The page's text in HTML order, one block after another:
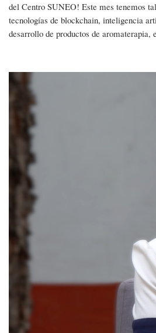
del Centro SUNEO! Este mes tenemos
tecnologías de blockchain, inteligencia
desarrollo de productos de aromaterapia,